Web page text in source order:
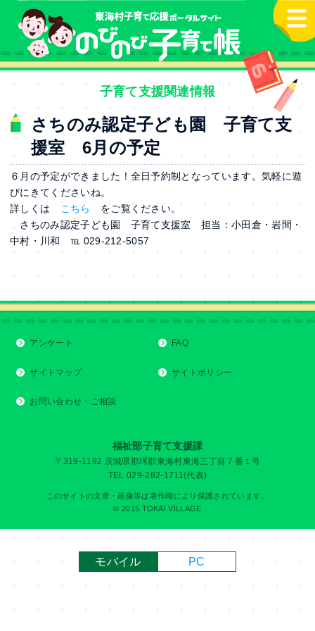
本文へ
子育て支援関連情報
さちのみ認定子ども園 子育て支
援室 6月の予定
６月の予定ができました！全日予約制となっています。気軽に遊
びにきてくださいね。
詳しくは
こちら
をご覧ください。
さちのみ認定子ども園 子育て支援室 担当：小田倉・岩間・
中村・川和 ℡ 029-212-5057
アンケート FAQ
サイトマップ サイトポリシー
お問い合わせ・ご相談
福祉部子育て支援課
〒319-1192 茨城県那珂郡東海村東海三丁目７番１号
TEL 029-282-1711(代表)
このサイトの文章・画像等は著作権により保護されています。
© 2015 TOKAI VILLAGE
モバイル PC